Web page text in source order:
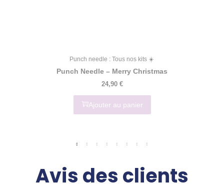
Punch needle : Tous nos kits ☀️
Punch Needle – Merry Christmas
24,90 €
Ajouter au panier
Avis des clients